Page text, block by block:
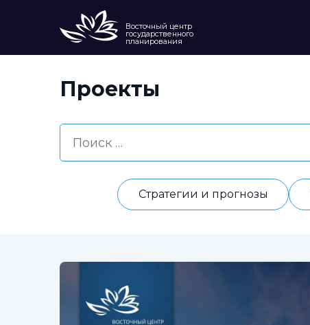
Восточный центр
государственного
планирования
Проекты
Стратегии и прогнозы